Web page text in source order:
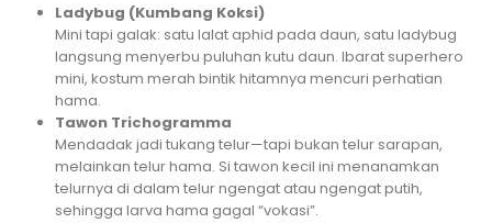
Ladybug (Kumbang Koksi)
Mini tapi galak: satu lalat aphid pada daun, satu ladybug
langsung menyerbu puluhan kutu daun. Ibarat superhero
mini, kostum merah bintik hitamnya mencuri perhatian
hama.
Tawon Trichogramma
Mendadak jadi tukang telur—tapi bukan telur sarapan,
melainkan telur hama. Si tawon kecil ini menanamkan
telurnya di dalam telur ngengat atau ngengat putih,
sehingga larva hama gagal “vokasi”.